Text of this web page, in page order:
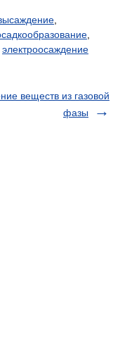
электроосаждение
веществ из газовой
фазы